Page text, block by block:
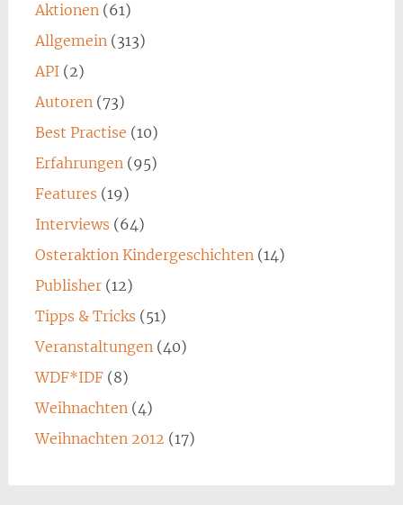
Aktionen(61)
Allgemein(313)
API(2)
Autoren(73)
Best Practise (10)
Erfahrungen(95)
Features (19)
Interviews (64)
Osteraktion Kindergeschichten(14)
Publisher(12)
Tipps & Tricks (51)
Veranstaltungen(40)
WDF*IDF(8)
Weihnachten(4)
Weihnachten 2012 (17)